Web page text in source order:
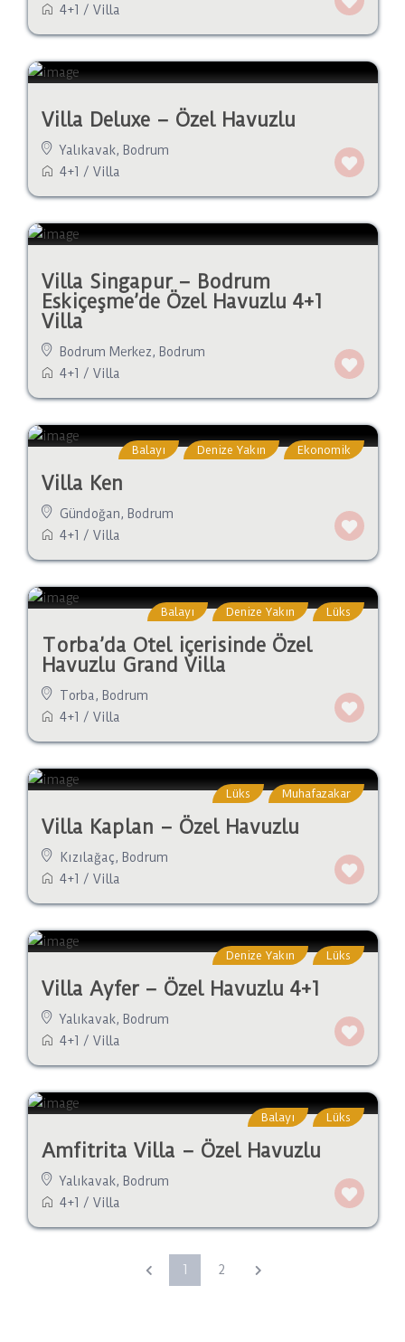
4+1 / Villa
Villa Deluxe – Özel Havuzlu
Yalıkavak, Bodrum
4+1 / Villa
Villa Singapur – Bodrum
Eskiçeşme’de Özel Havuzlu 4+1
Villa
Bodrum Merkez, Bodrum
4+1 / Villa
Balayı Denize Yakın Ekonomik
Villa Ken
Gündoğan, Bodrum
4+1 / Villa
Balayı Denize Yakın Lüks
Torba’da Otel içerisinde Özel
Havuzlu Grand Villa
Torba, Bodrum
4+1 / Villa
Lüks Muhafazakar
Villa Kaplan – Özel Havuzlu
Kızılağaç, Bodrum
4+1 / Villa
Denize Yakın Lüks
Villa Ayfer – Özel Havuzlu 4+1
Yalıkavak, Bodrum
4+1 / Villa
Balayı Lüks
Amfitrita Villa – Özel Havuzlu
Yalıkavak, Bodrum
4+1 / Villa
1 2